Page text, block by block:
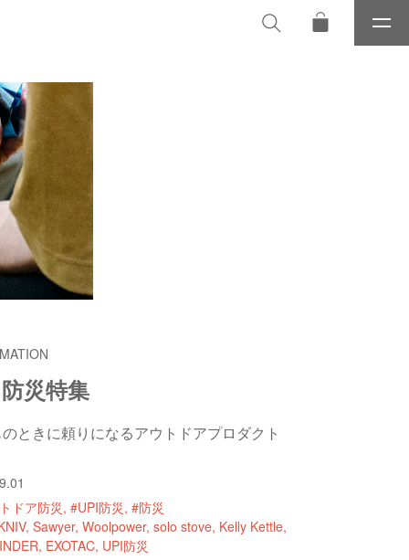
メ
ニ
災特集
のときに頼りになるアウトドアプロダクト
ドア防災 #UPI防災 #防災
Sawyer Woolpower solo stove Kelly Kettle
EXOTAC UPI防災